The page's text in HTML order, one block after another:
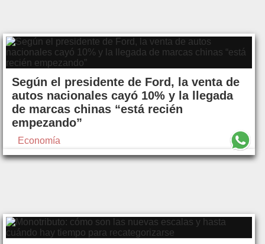
Según el presidente de Ford, la venta de
autos nacionales cayó 10% y la llegada
de marcas chinas “está recién
empezando”
Economía